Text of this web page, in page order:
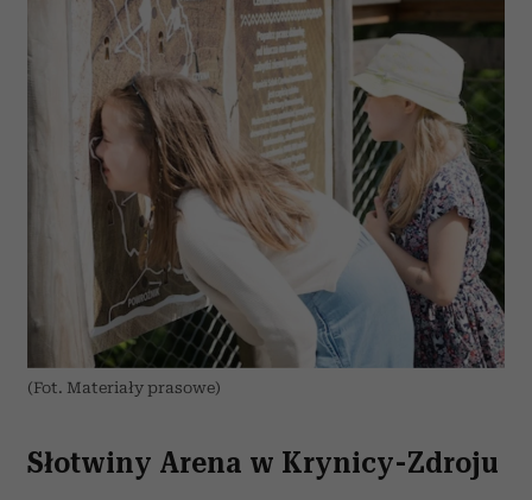
(Fot. Materiały prasowe)
Słotwiny Arena w Krynicy-Zdroju